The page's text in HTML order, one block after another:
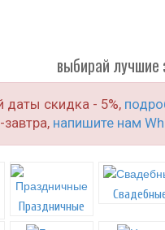
выбирай лучшие
даты скидка - 5%,
напишите нам
Праздничные